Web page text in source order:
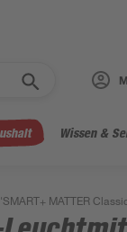
Wissen &
MATTER